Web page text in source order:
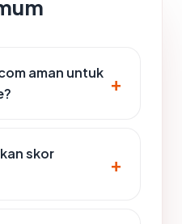
aman untuk
skor